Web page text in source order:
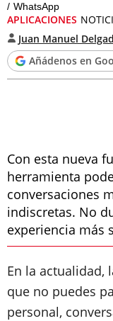
WhatsApp
APLICACIONES
Juan Manuel
Añádenos en
Con esta nueva
herramienta
conversaciones
indiscretas. No
experiencia más
En la actualidad,
que no puedes
personal,